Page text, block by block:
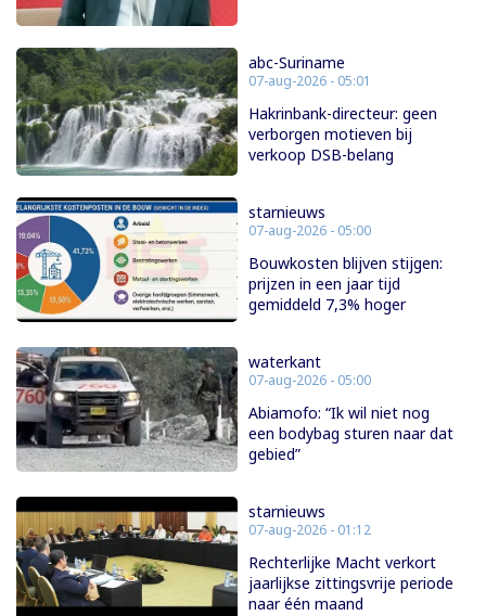
abc-Suriname
07-aug-2026 - 05:01
Hakrinbank-directeur: geen
verborgen motieven bij
verkoop DSB-belang
starnieuws
07-aug-2026 - 05:00
Bouwkosten blijven stijgen:
prijzen in een jaar tijd
gemiddeld 7,3% hoger
waterkant
07-aug-2026 - 05:00
Abiamofo: “Ik wil niet nog
een bodybag sturen naar dat
gebied”
starnieuws
07-aug-2026 - 01:12
Rechterlijke Macht verkort
jaarlijkse zittingsvrije periode
naar één maand